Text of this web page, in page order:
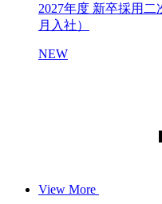
2027年度 新卒採用
月入社）
NEW
View More